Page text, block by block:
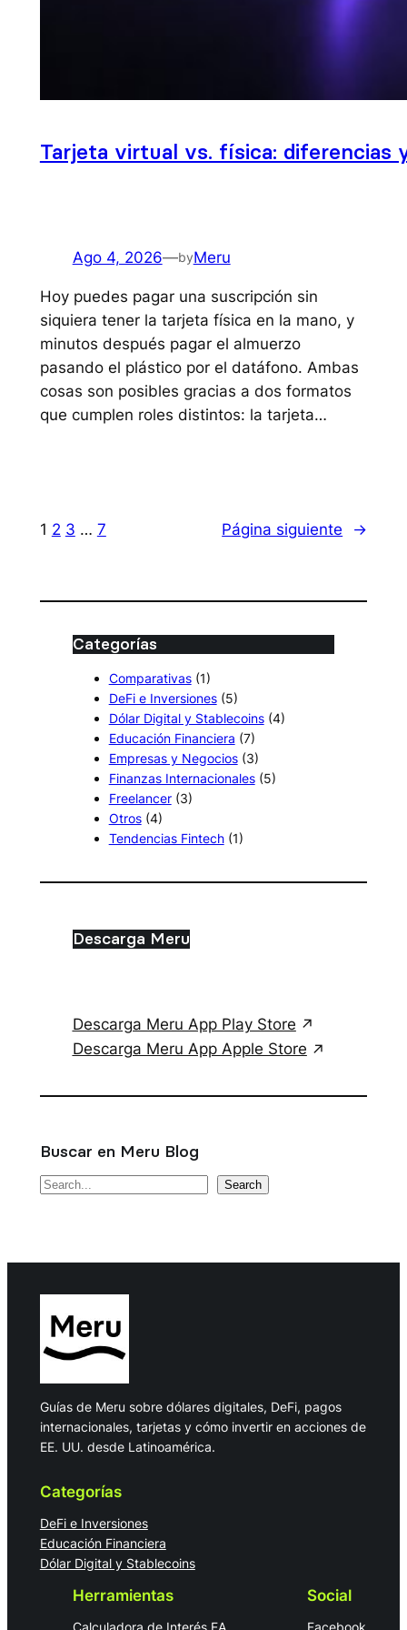
Tarjeta virtual vs. física: diferencias
Ago 4, 2026—byMeru
Hoy puedes pagar una suscripción sin
siquiera tener la tarjeta física en la mano, y
minutos después pagar el almuerzo
pasando el plástico por el datáfono. Ambas
cosas son posibles gracias a dos formatos
que cumplen roles distintos: la tarjeta…
1 2 3 … 7 Página siguiente →
Categorías
Comparativas(1)
DeFi e Inversiones(5)
Dólar Digital y Stablecoins(4)
Educación Financiera (7)
Empresas y Negocios(3)
Finanzas Internacionales(5)
Freelancer(3)
Otros(4)
Tendencias Fintech(1)
Descarga Meru
Descarga Meru App Play Store
Descarga Meru App Apple Store
Buscar en Meru Blog
S
Search
Guías de Meru sobre dólares digitales, DeFi, pagos
internacionales, tarjetas y cómo invertir en acciones de
EE. UU. desde Latinoamérica.
Categorías
DeFi e Inversiones
Educación Financiera
Dólar Digital y Stablecoins
Herramientas
Calculadora de Interés EA
Social
Facebook